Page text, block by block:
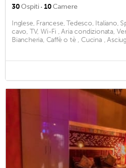
30Ospiti · 10Camere
Inglese, Francese, Tedesco, Italiano,
cavo, TV, Wi-Fi , Aria condizionata,
Biancheria, Caffè o tè , Cucina ,